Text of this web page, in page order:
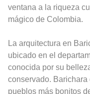
ventana a la riqueza
mágico de Colombia.
La arquitectura en
ubicado en el
conocida por su
conservado.
pueblos más bonitos